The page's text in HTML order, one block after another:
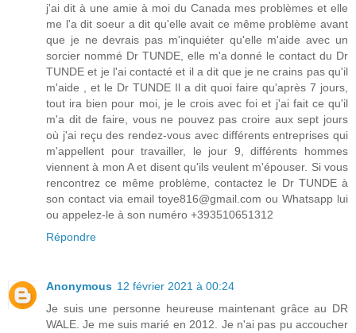
j'ai dit à une amie à moi du Canada mes problèmes et elle
me l'a dit soeur a dit qu'elle avait ce même problème avant
que je ne devrais pas m'inquiéter qu'elle m'aide avec un
sorcier nommé Dr TUNDE, elle m'a donné le contact du Dr
TUNDE et je l'ai contacté et il a dit que je ne crains pas qu'il
m'aide , et le Dr TUNDE Il a dit quoi faire qu'après 7 jours,
tout ira bien pour moi, je le crois avec foi et j'ai fait ce qu'il
m'a dit de faire, vous ne pouvez pas croire aux sept jours
où j'ai reçu des rendez-vous avec différents entreprises qui
m'appellent pour travailler, le jour 9, différents hommes
viennent à mon A et disent qu'ils veulent m'épouser. Si vous
rencontrez ce même problème, contactez le Dr TUNDE à
son contact via email toye816@gmail.com ou Whatsapp lui
ou appelez-le à son numéro +393510651312
Répondre
Anonymous 12 février 2021 à 00:24
Je suis une personne heureuse maintenant grâce au DR
WALE. Je me suis marié en 2012. Je n'ai pas pu accoucher